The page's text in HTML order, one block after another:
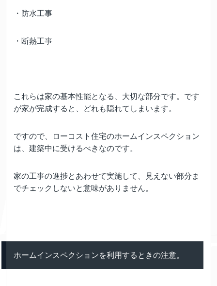
・防水工事
・断熱工事
これらは家の基本性能となる、大切な部分です。です
が家が完成すると、どれも隠れてしまいます。
ですので、ローコスト住宅のホームインスペクション
は、建築中に受けるべきなのです。
家の工事の進捗とあわせて実施して、見えない部分ま
でチェックしないと意味がありません。
ホームインスペクションを利用するときの注意。